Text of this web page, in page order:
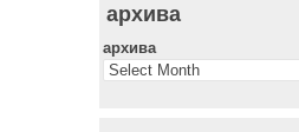
архива
архива